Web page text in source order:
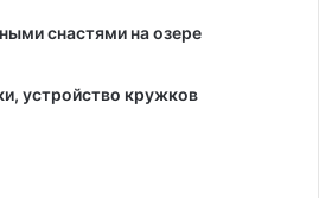
снастями на озере
устройство кружков